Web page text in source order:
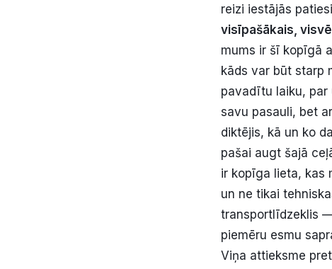
reizi iestājās
visīpašākais,
mums ir šī kopīgā
kāds var būt starp
pavadītu laiku, par
savu pasauli, bet
diktējis, kā un ko
pašai augt šajā
ir kopīga lieta, kas
un ne tikai
transportlīdzeklis
piemēru esmu
Viņa attieksme